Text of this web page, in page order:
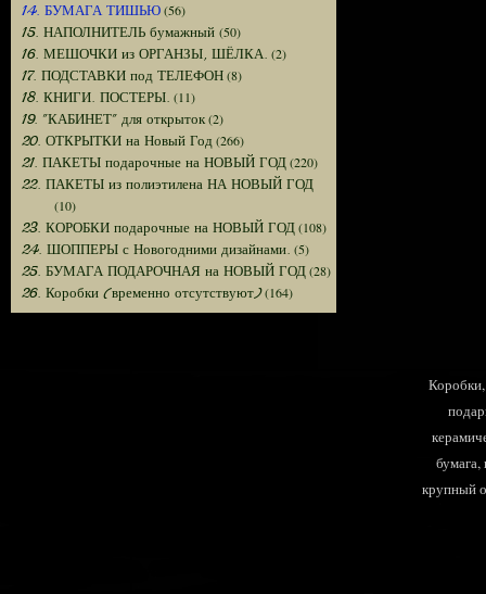
14. БУМАГА ТИШЬЮ(56)
15. НАПОЛНИТЕЛЬ бумажный (50)
16. МЕШОЧКИ из ОРГАНЗЫ, ШЁЛКА. (2)
17. ПОДСТАВКИ под ТЕЛЕФОН(8)
18. КНИГИ. ПОСТЕРЫ. (11)
19. "КАБИНЕТ" для открыток(2)
20. ОТКРЫТКИ на Новый Год (266)
21. ПАКЕТЫ подарочные на НОВЫЙ ГОД(220)
22. ПАКЕТЫ из полиэтилена НА НОВЫЙ ГОД
(10)
23. КОРОБКИ подарочные на НОВЫЙ ГОД(108)
24. ШОППЕРЫ с Новогодними дизайнами. (5)
25. БУМАГА ПОДАРОЧНАЯ на НОВЫЙ ГОД(28)
26. Коробки (временно отсутствуют)(164)
крупный